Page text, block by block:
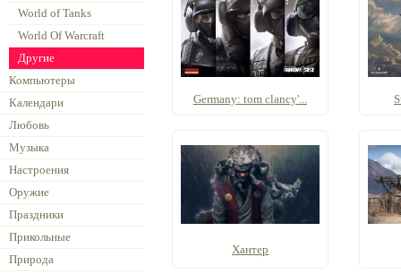
World of Tanks
World Of Warcraft
Другие
Компьютеры
Календари
Любовь
Музыка
Настроения
Оружие
Праздники
Прикольные
Природа
Germany: tom clancy'...
Хантер